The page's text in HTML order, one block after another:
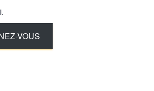
VOUS